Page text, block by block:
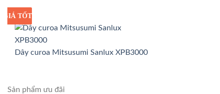
GIÁ SỈ
GIÁ TỐT
Dây curoa Mitsusumi Sanlux XPB3000
Sản phẩm ưu đãi